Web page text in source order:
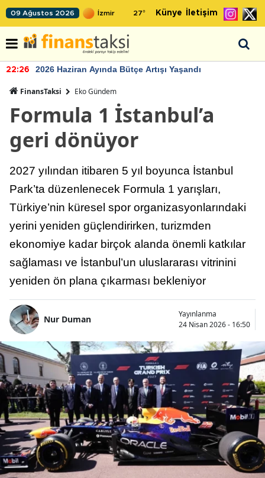
09 Ağustos 2026 27° Künye İletişim
22:26 2026 Haziran Ayında Bütçe Artışı Yaşandı
FinansTaksi Eko Gündem
Formula 1 İstanbul’a
geri dönüyor
2027 yılından itibaren 5 yıl boyunca İstanbul
Park’ta düzenlenecek Formula 1 yarışları,
Türkiye’nin küresel spor organizasyonlarındaki
yerini yeniden güçlendirirken, turizmden
ekonomiye kadar birçok alanda önemli katkılar
sağlaması ve İstanbul’un uluslararası vitrinini
yeniden ön plana çıkarması bekleniyor
Nur Duman
Yayınlanma
24 Nisan 2026 - 16:50